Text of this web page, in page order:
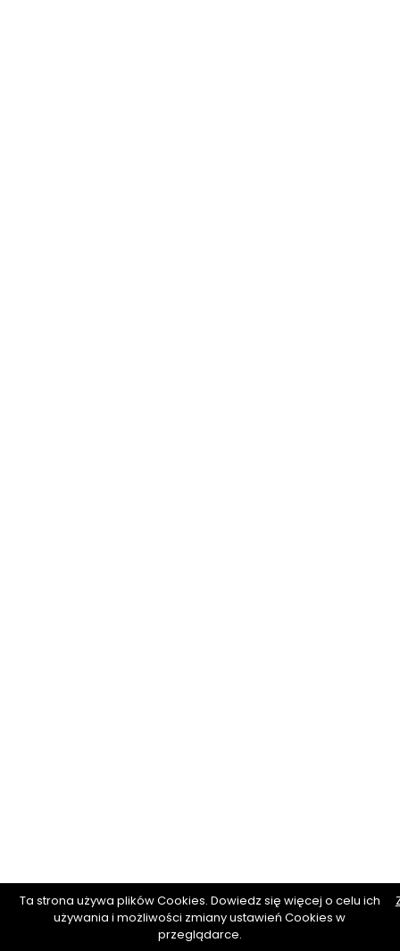
Ta strona używa plików Cookies. Dowiedz się więcej o celu ich
używania i możliwości zmiany ustawień Cookies w
przeglądarce.